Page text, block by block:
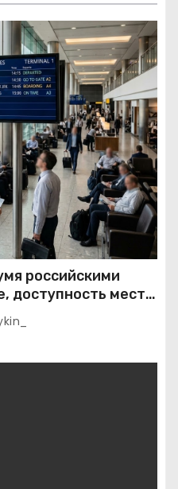
российскими
доступность мест и